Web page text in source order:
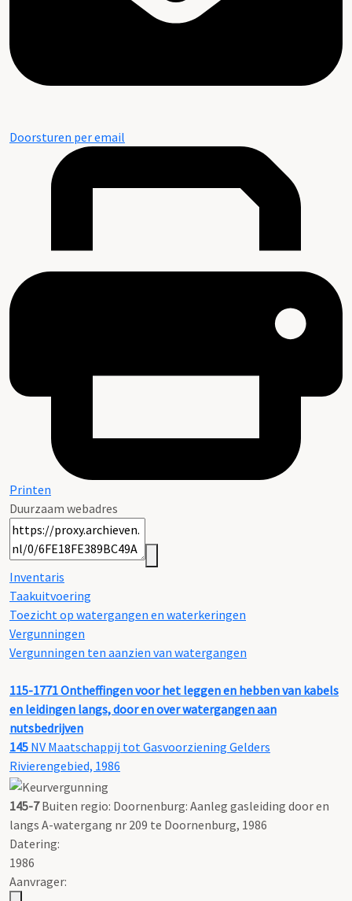
Doorsturen per email
Printen
Duurzaam webadres
Inventaris
Taakuitvoering
Toezicht op watergangen en waterkeringen
Vergunningen
Vergunningen ten aanzien van watergangen
115-1771Ontheffingen voor het leggen en hebben van kabels
en leidingen langs, door en over watergangen aan
nutsbedrijven
145 NV Maatschappij tot Gasvoorziening Gelders
Rivierengebied, 1986
145-7Buiten regio: Doornenburg: Aanleg gasleiding door en
langs A-watergang nr 209 te Doornenburg, 1986
Datering:
1986
Aanvrager: